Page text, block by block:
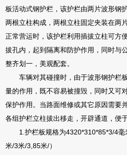
板活动式钢护栏，该护栏由两片波形钢
两根立柱构成，两根立柱固定夹装在两
正常营运时，该护栏利用插拔立柱可方
拔孔内，起到隔离和防护作用，同时与
整齐划一，美观配套。
车辆对其碰撞时，由于波形钢护栏
量的作用，既不容易被撞毁，同时又可
保护作用。当路面维修或其它原因需要
各组护栏立柱拔出移走，开辟通道，便
1.护栏板规格为4320*310*85*3/4
米/3米/3,85米/）